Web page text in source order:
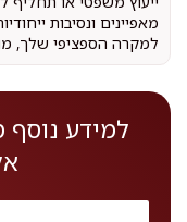
מאפיינים ונסיבות
למקרה הספציפי שלך,
למידע נוסף